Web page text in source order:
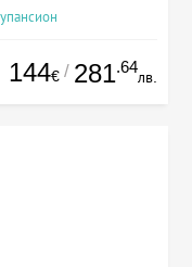
144€ / 281.64
лв.